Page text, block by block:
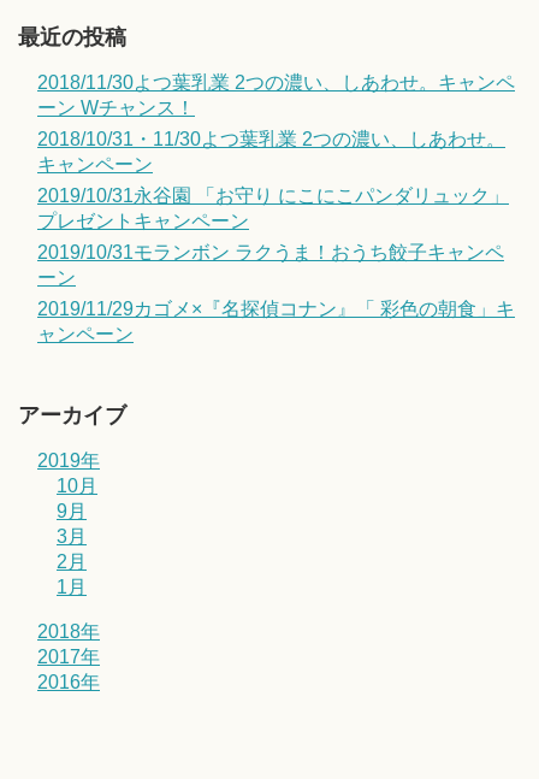
最近の投稿
2018/11/30よつ葉乳業 2つの濃い、しあわせ。キャンペ
ーン Wチャンス！
2018/10/31・11/30よつ葉乳業 2つの濃い、しあわせ。
キャンペーン
2019/10/31永谷園 「お守り にこにこパンダリュック」
プレゼントキャンペーン
2019/10/31モランボン ラクうま！おうち餃子キャンペ
ーン
2019/11/29カゴメ×『名探偵コナン』「 彩色の朝食」キ
ャンペーン
アーカイブ
2019年
10月
9月
3月
2月
1月
2018年
2017年
2016年